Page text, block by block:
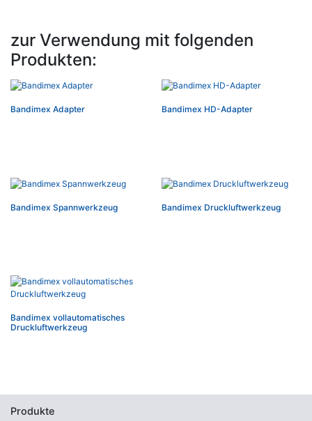
zur Verwendung mit folgenden
Produkten:
Bandimex Adapter Bandimex HD-Adapter
Bandimex Spannwerkzeug Bandimex Druckluftwerkzeug
Bandimex vollautomatisches
Druckluftwerkzeug
Produkte